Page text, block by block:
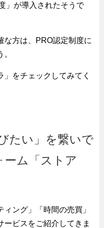
」が導入されたそうで
な方は、PRO認定制度に
をチェックしてみてく
たい」を繋いで
ーム「ストア
ング」「時間の売買」
ービスをご紹介してきま